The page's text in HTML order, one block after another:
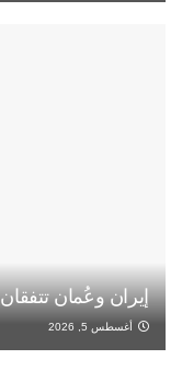
إيران وعُمان
أغسطس 5, 2026